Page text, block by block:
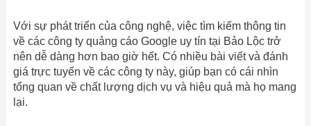
Với sự phát triển của công nghệ, việc tìm kiếm thông tin
về các công ty quảng cáo Google uy tín tại Bảo Lộc trở
nên dễ dàng hơn bao giờ hết. Có nhiều bài viết và đánh
giá trực tuyến về các công ty này, giúp bạn có cái nhìn
tổng quan về chất lượng dịch vụ và hiệu quả mà họ mang
lại.